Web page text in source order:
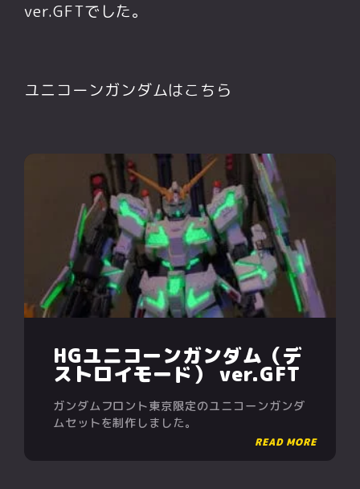
ver.GFTでした。
ユニコーンガンダムはこちら
HGユニコーンガンダム（デ
ストロイモード） ver.GFT
ガンダムフロント東京限定のユニコーンガンダ
ムセットを制作しました。